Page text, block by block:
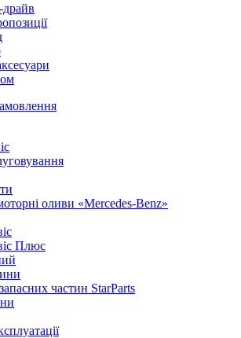
драйв
оливи «Mercedes-Benz»
Плюс
частин StarParts